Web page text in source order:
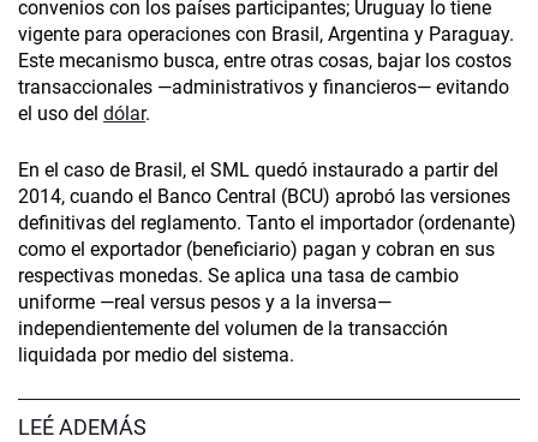
convenios con los países participantes; Uruguay lo tiene
vigente para operaciones con Brasil, Argentina y Paraguay.
Este mecanismo busca, entre otras cosas, bajar los costos
transaccionales —administrativos y financieros— evitando
el uso del dólar.
En el caso de Brasil, el SML quedó instaurado a partir del
2014, cuando el Banco Central (BCU) aprobó las versiones
definitivas del reglamento. Tanto el importador (ordenante)
como el exportador (beneficiario) pagan y cobran en sus
respectivas monedas. Se aplica una tasa de cambio
uniforme —real versus pesos y a la inversa—
independientemente del volumen de la transacción
liquidada por medio del sistema.
LEÉ ADEMÁS